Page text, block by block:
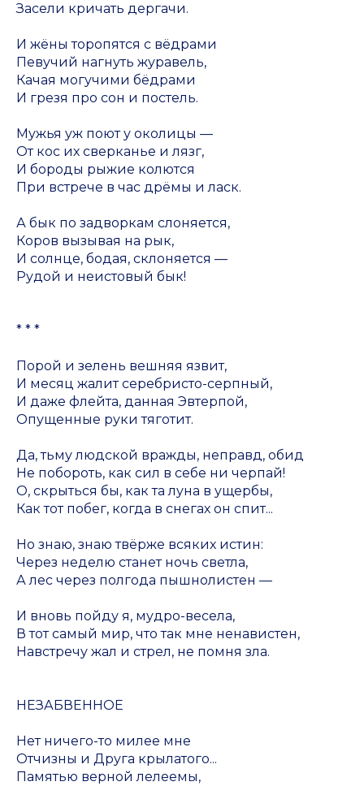
Засели кричать дергачи.
И жёны торопятся с вёдрами
Певучий нагнуть журавель,
Качая могучими бёдрами
И грезя про сон и постель.
Мужья уж поют у околицы —
От кос их сверканье и лязг,
И бороды рыжие колются
При встрече в час дрёмы и ласк.
А бык по задворкам слоняется,
Коров вызывая на рык,
И солнце, бодая, склоняется —
Рудой и неистовый бык!
* * *
Порой и зелень вешняя язвит,
И месяц жалит серебристо-серпный,
И даже флейта, данная Эвтерпой,
Опущенные руки тяготит.
Да, тьму людской вражды, неправд, обид
Не побороть, как сил в себе ни черпай!
О, скрыться бы, как та луна в ущербы,
Как тот побег, когда в снегах он спит...
Но знаю, знаю твёрже всяких истин:
Через неделю станет ночь светла,
А лес через полгода пышнолистен —
И вновь пойду я, мудро-весела,
В тот самый мир, что так мне ненавистен,
Навстречу жал и стрел, не помня зла.
НЕЗАБВЕННОЕ
Нет ничего-то милее мне
Отчизны и Друга крылатого...
Памятью верной лелеемы,